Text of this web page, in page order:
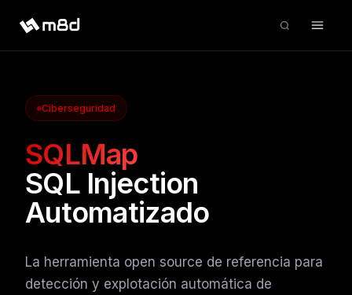
Ciberseguridad
SQLMap
SQL Injection
Automatizado
La herramienta open source de referencia para
detección y explotación automática de